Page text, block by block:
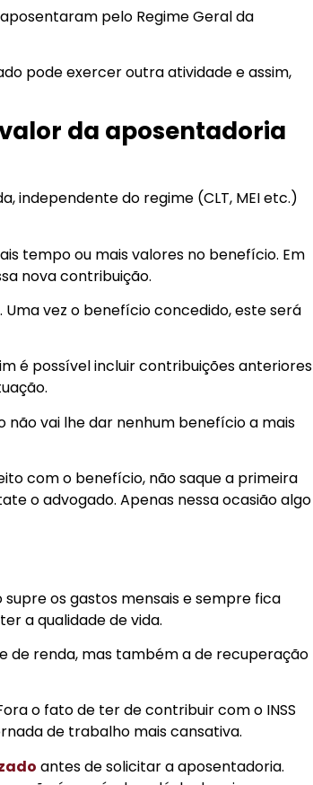
pelo Regime Geral da
pode exercer outra atividade e assim,
da aposentadoria
independente do regime (CLT, MEI etc.)
tempo ou mais valores no benefício. Em
nova contribuição.
vez o benefício concedido, este será
é possível incluir contribuições anteriores
vai lhe dar nenhum benefício a mais
com o benefício, não saque a primeira
o advogado. Apenas nessa ocasião algo
os gastos mensais e sempre fica
a qualidade de vida.
de renda, mas também a de recuperação
o fato de ter de contribuir com o INSS
de trabalho mais cansativa.
antes de solicitar a aposentadoria.